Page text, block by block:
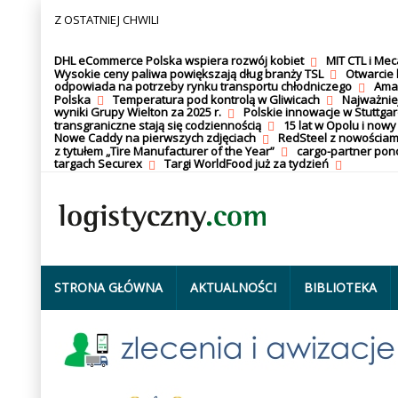
Z OSTATNIEJ CHWILI
DHL eCommerce Polska wspiera rozwój kobiet
MIT CTL i
Wysokie ceny paliwa powiększają dług branży TSL
Otwarcie
odpowiada na potrzeby rynku transportu chłodniczego
Polska
Temperatura pod kontrolą w Gliwicach
wyniki Grupy Wielton za 2025 r.
Polskie innowacje w
transgraniczne stają się codziennością
15 lat w Opolu i
Nowe Caddy na pierwszych zdjęciach
RedSteel z
z tytułem „Tire Manufacturer of the Year”
cargo-partner
targach Securex
Targi WorldFood już za tydzień
STRONA GŁÓWNA AKTUALNOŚCI BIBLIOTEKA